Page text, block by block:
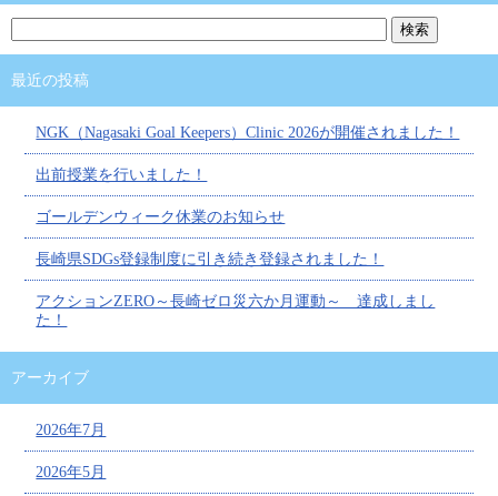
最近の投稿
NGK（Nagasaki Goal Keepers）Clinic 2026が開催されました！
出前授業を行いました！
ゴールデンウィーク休業のお知らせ
長崎県SDGs登録制度に引き続き登録されました！
アクションZERO～長崎ゼロ災六か月運動～ 達成しまし
た！
アーカイブ
2026年7月
2026年5月